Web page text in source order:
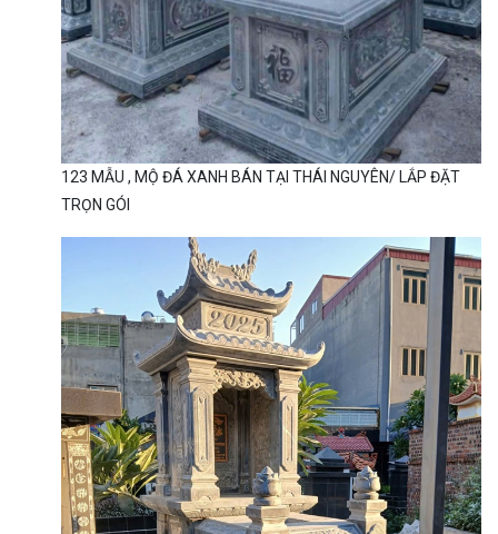
123 MẪU , MỘ ĐÁ XANH BÁN TẠI THÁI NGUYÊN/ LẮP ĐẶT
TRỌN GÓI